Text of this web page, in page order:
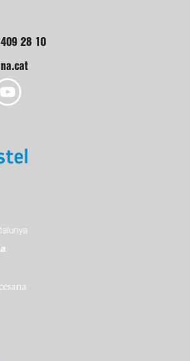
28 10